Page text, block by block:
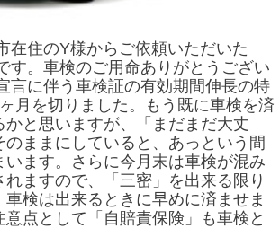
在住のY様からご依頼いただいた
す。車検のご用命ありがとうござい
言に伴う車検証の有効期間伸長の特
月を切りました。もう既に車検を済
かと思いますが、「まだまだ大丈
のままにしていると、あっという間
います。さらに今月末は車検が混み
ますので、「三密」を出来る限り
検は出来るときに早めに済ませま
意点として「自賠責保険」も車検と